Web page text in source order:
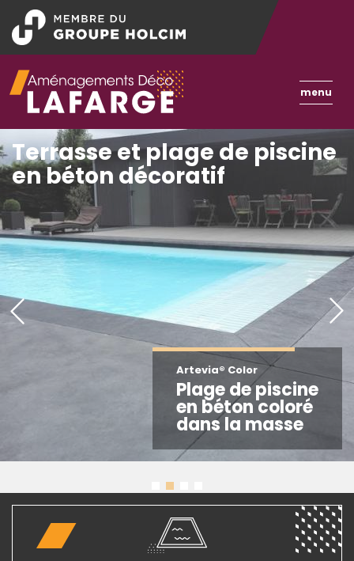
contenu
principal
Toggle
menu
Artevia® Color
Plage de piscine
en béton coloré
dans la masse
Terrasse et plage de piscine
en béton décoratif